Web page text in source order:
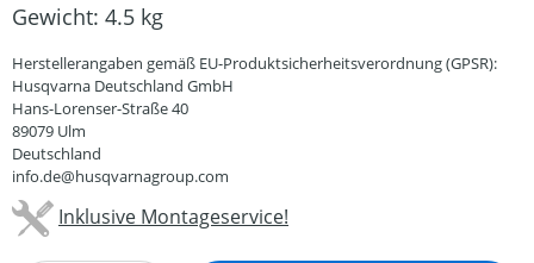
Gewicht: 4.5 kg
Herstellerangaben gemäß EU-Produktsicherheitsverordnung (GPSR):
Husqvarna Deutschland GmbH
Hans-Lorenser-Straße 40
89079 Ulm
Deutschland
info.de@husqvarnagroup.com
Inklusive Montageservice!